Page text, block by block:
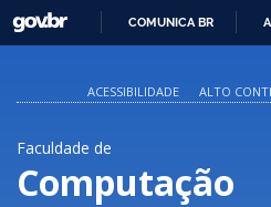
O
GOVBR
COMUNICA BR
ACESSIBILIDADE
ALTO
Faculdade de
Computação